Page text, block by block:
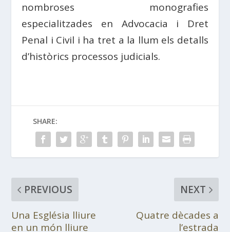
nombroses monografies
especialitzades en Advocacia i Dret
Penal i Civil i ha tret a la llum els detalls
d’històrics processos judicials.
SHARE:
PREVIOUS
Una Església lliure
en un món lliure
NEXT
Quatre dècades a
l’estrada